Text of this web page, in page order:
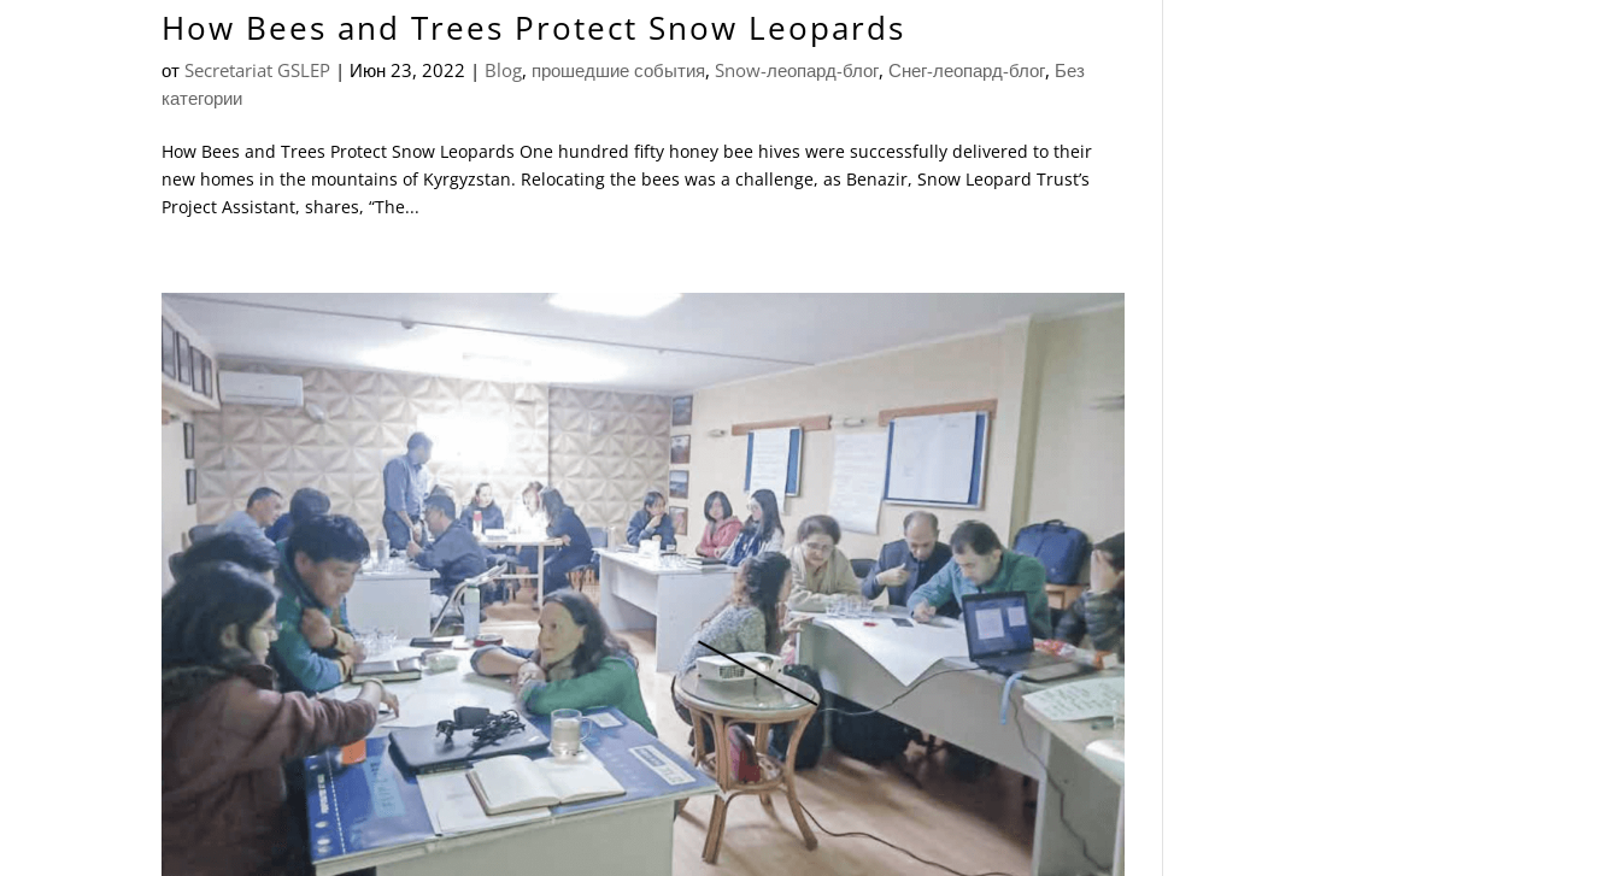
How Bees and Trees Protect Snow Leopards
отSecretariat GSLEP | Июн 23, 2022 | Blog, прошедшие события,Snow-леопард-блог,Снег-леопард-блог, Без
категории
How Bees and Trees Protect Snow Leopards One hundred fifty honey bee hives were successfully delivered to their
new homes in the mountains of Kyrgyzstan. Relocating the bees was a challenge, as Benazir, Snow Leopard Trust’s
Project Assistant, shares, “The...